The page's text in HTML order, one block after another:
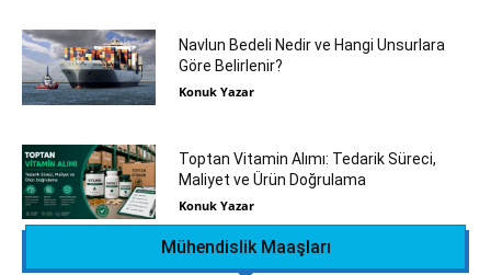
Navlun Bedeli Nedir ve Hangi Unsurlara
Göre Belirlenir?
Konuk Yazar
Toptan Vitamin Alımı: Tedarik Süreci,
Maliyet ve Ürün Doğrulama
Konuk Yazar
Mühendislik Maaşları